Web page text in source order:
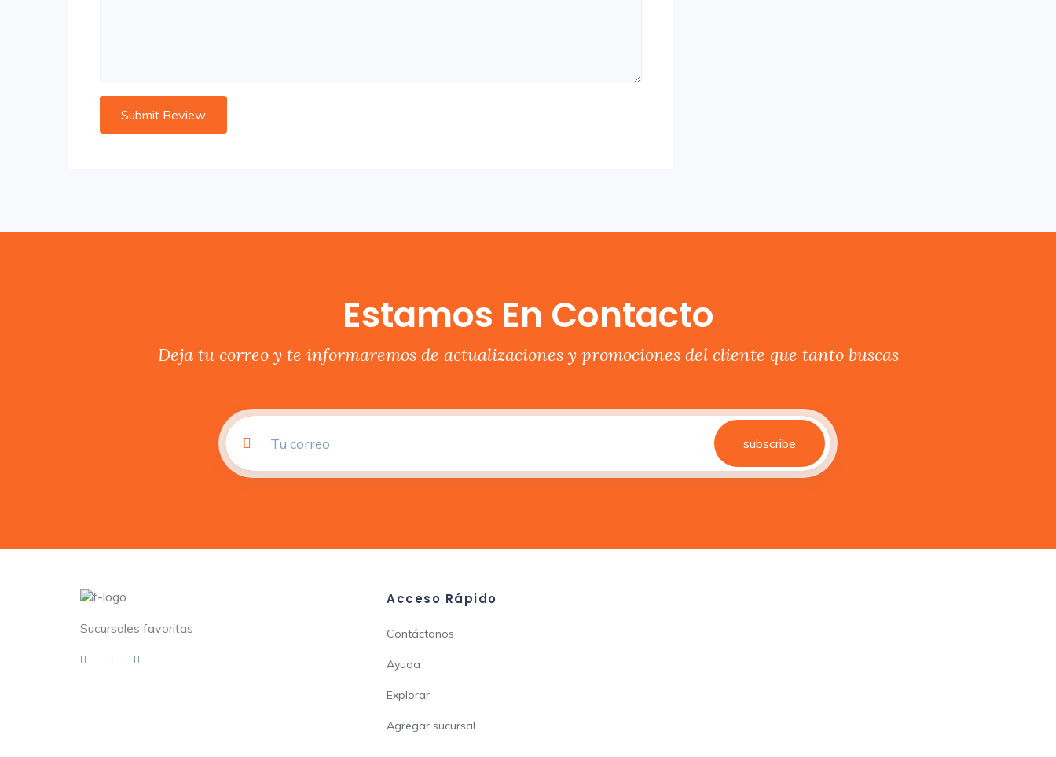
Estamos En Contacto
Deja tu correo y te informaremos de actualizaciones y promociones del cliente que tanto buscas
subscribe
Sucursales favoritas
Acceso Rápido
Contáctanos
Ayuda
Explorar
Agregar sucursal